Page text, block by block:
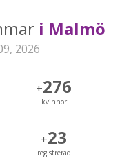
i Malmö
2026
+276
kvinnor
+23
registrerad